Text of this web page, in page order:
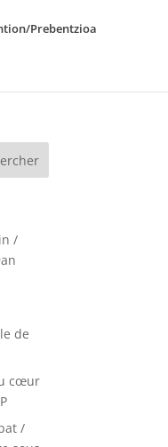
Prebentzioa
/
de
cœur
/